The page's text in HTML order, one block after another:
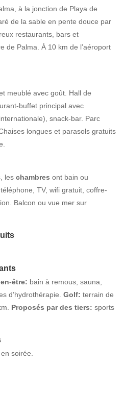
à la jonction de Playa de
de la sable en pente douce par
restaurants, bars et
de Palma. À 10 km de l’aéroport
meublé avec goût. Hall de
buffet principal avec
snack-bar. Parc
longues et parasols gratuits
les chambres ont bain ou
TV, wifi gratuit, coffre-
Balcon ou vue mer sur
être: bain à remous, sauna,
d’hydrothérapie. Golf: terrain de
Proposés par des tiers: sports
soirée.